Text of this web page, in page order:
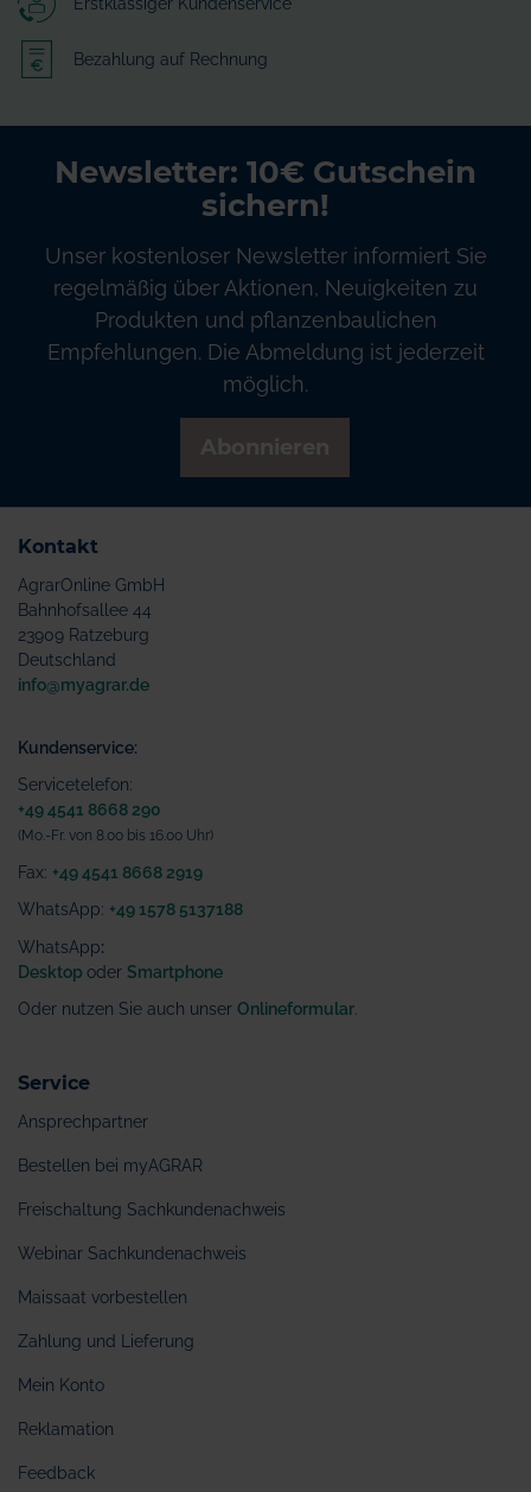
Bezahlung auf Rechnung
Newsletter: 10€ Gutschein
sichern!
Unser kostenloser Newsletter informiert Sie
regelmäßig über Aktionen, Neuigkeiten zu
Produkten und pflanzenbaulichen
Empfehlungen. Die Abmeldung ist jederzeit
möglich.
Kontakt
AgrarOnline GmbH
Bahnhofsallee 44
23909 Ratzeburg
Deutschland
info@myagrar.de
Kundenservice:
Servicetelefon:
+49 4541 8668 290
(Mo.-Fr. von 8.00 bis 16.00 Uhr)
Fax: +49 4541 8668 2919
WhatsApp: +49 1578 5137188
WhatsApp:
Desktop oder Smartphone
Oder nutzen Sie auch unser Onlineformular
Service
Ansprechpartner
Bestellen bei myAGRAR
Freischaltung Sachkundenachweis
Webinar Sachkundenachweis
Maissaat vorbestellen
Zahlung und Lieferung
Mein Konto
Reklamation
Feedback